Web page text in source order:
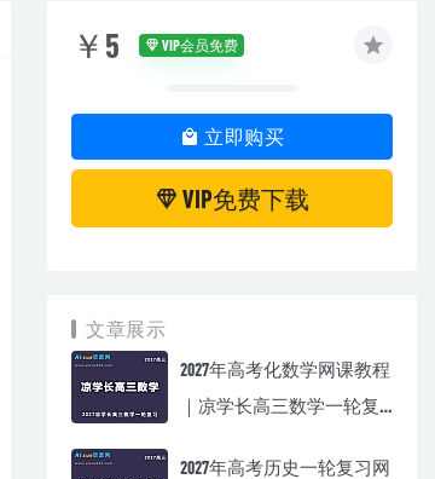
￥5 VIP会员免费
立即购买
VIP免费下载
文章展示
2027年高考化数学网课教程
｜凉学长高三数学一轮复
2027年高考历史一轮复习网